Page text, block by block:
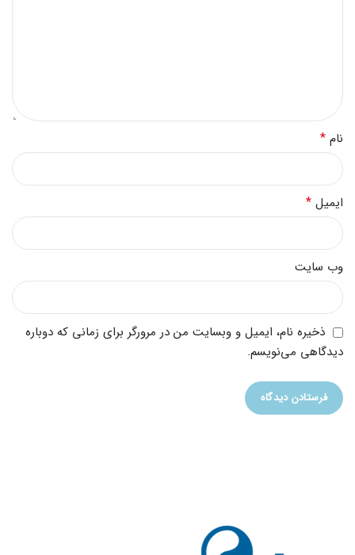
نام *
ایمیل *
وب‌ سایت
ذخیره نام، ایمیل و وبسایت من در مرورگر برای زمانی که دوباره
دیدگاهی می‌نویسم.